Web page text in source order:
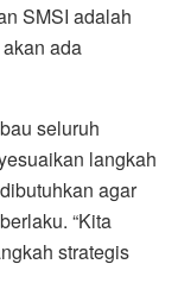
SMSI adalah
ada
seluruh
langkah
agar
“Kita
strategis